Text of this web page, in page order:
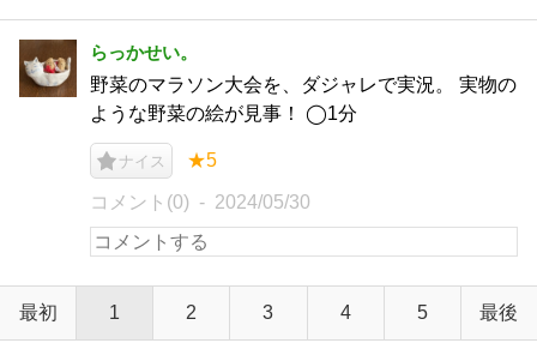
らっかせい。
野菜のマラソン大会を、ダジャレで実況。 実物の
ような野菜の絵が見事！ ◯1分
ナイス ★5
コメント(0) 2024/05/30
最初 1 2 3 4 5 最後